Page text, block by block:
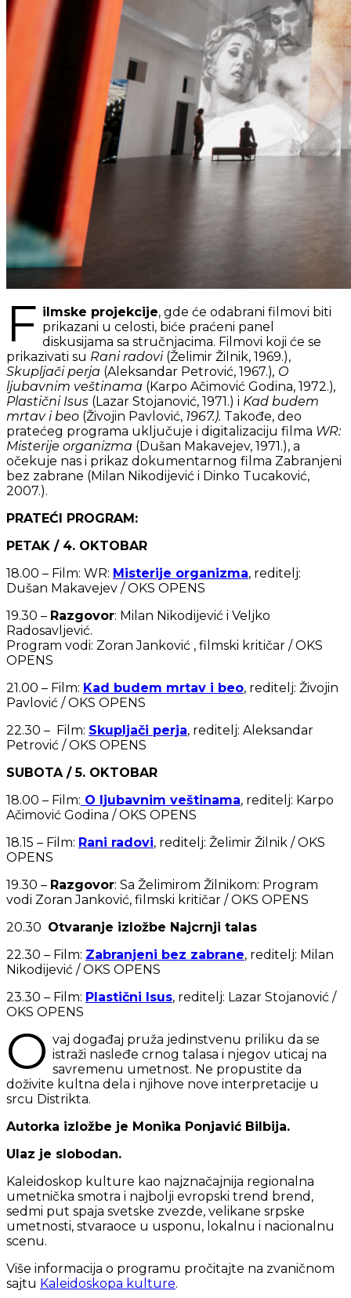
F ilmske projekcije, gde će odabrani filmovi biti
prikazani u celosti, biće praćeni panel
diskusijama sa stručnjacima. Filmovi koji će se
prikazivati su Rani radovi (Želimir Žilnik, 1969.),
Skupljači perja (Aleksandar Petrović, 1967.), O
ljubavnim veštinama (Karpo Ačimović Godina, 1972.),
Plastični Isus (Lazar Stojanović, 1971.) i Kad budem
mrtav i beo (Živojin Pavlović, 1967.). Takođe, deo
pratećeg programa uključuje i digitalizaciju filma WR:
Misterije organizma (Dušan Makavejev, 1971.), a
očekuje nas i prikaz dokumentarnog filma Zabranjeni
bez zabrane (Milan Nikodijević i Dinko Tucaković,
2007.).
PRATEĆI PROGRAM:
PETAK / 4. OKTOBAR
18.00 – Film: WR: Misterije organizma, reditelj:
Dušan Makavejev / OKS OPENS
19.30 – Razgovor: Milan Nikodijević i Veljko
Radosavljević.
Program vodi: Zoran Janković , filmski kritičar / OKS
OPENS
21.00 – Film: Kad budem mrtav i beo, reditelj: Živojin
Pavlović / OKS OPENS
22.30 – Film: Skupljači perja, reditelj: Aleksandar
Petrović / OKS OPENS
SUBOTA / 5. OKTOBAR
18.00 – Film: O ljubavnim veštinama, reditelj: Karpo
Ačimović Godina / OKS OPENS
18.15 – Film: Rani radovi, reditelj: Želimir Žilnik / OKS
OPENS
19.30 – Razgovor: Sa Želimirom Žilnikom: Program
vodi Zoran Janković, filmski kritičar / OKS OPENS
20.30 Otvaranje izložbe Najcrnji talas
22.30 – Film: Zabranjeni bez zabrane, reditelj: Milan
Nikodijević / OKS OPENS
23.30 – Film: Plastični Isus, reditelj: Lazar Stojanović /
OKS OPENS
O vaj događaj pruža jedinstvenu priliku da se
istraži nasleđe crnog talasa i njegov uticaj na
savremenu umetnost. Ne propustite da
doživite kultna dela i njihove nove interpretacije u
srcu Distrikta.
Autorka izložbe je Monika Ponjavić Bilbija.
Ulaz je slobodan.
Kaleidoskop kulture kao najznačajnija regionalna
umetnička smotra i najbolji evropski trend brend,
sedmi put spaja svetske zvezde, velikane srpske
umetnosti, stvaraoce u usponu, lokalnu i nacionalnu
scenu.
Više informacija o programu pročitajte na zvaničnom
sajtu Kaleidoskopa kulture.